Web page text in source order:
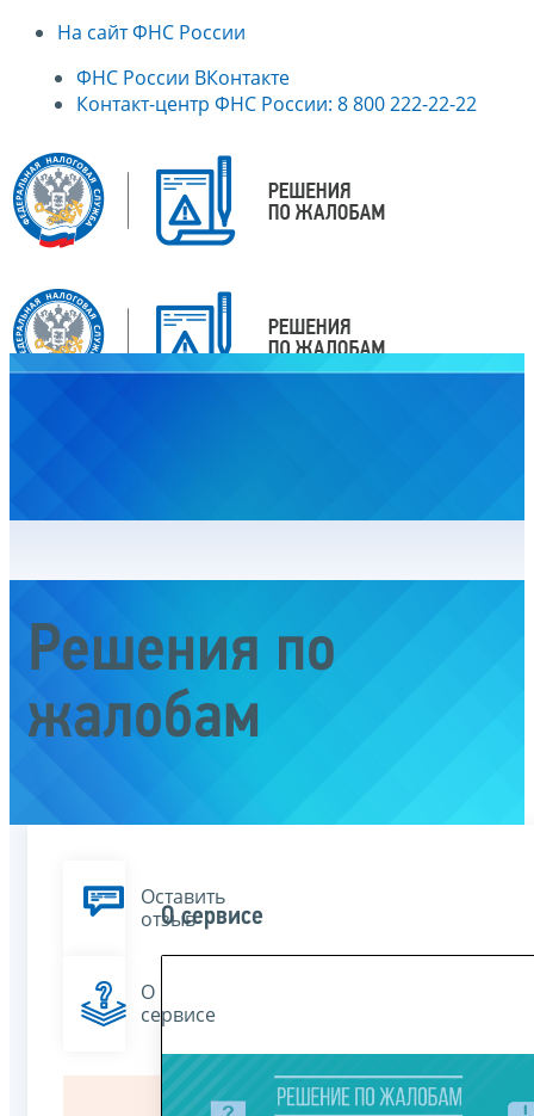
На сайт ФНС России
ФНС России ВКонтакте
Контакт-центр ФНС России: 8 800 222-22-22
Решения по
жалобам
Оставить
отзыв
О
сервисе
О сервисе